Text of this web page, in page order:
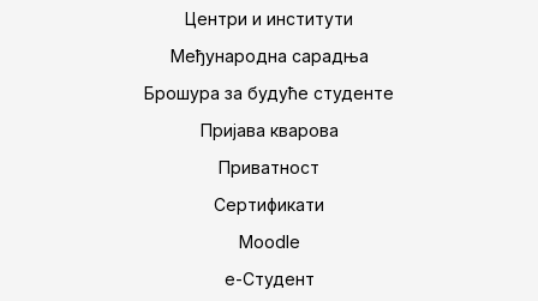
Центри и институти
Међународна сарадња
Брошура за будуће студенте
Пријава кварова
Приватност
Сертификати
Moodle
е-Студент